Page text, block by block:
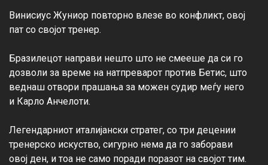
Винисиус Жуниор повторно влезе во конфликт, овој
пат со својот тренер.
Бразилецот направи нешто што не смееше да си го
дозволи за време на натпреварот против Бетис, што
веднаш отвори прашања за можен судир меѓу него
и Карло Анчелоти.
Легендарниот италијански стратег, со три децении
тренерско искуство, сигурно нема да го заборави
овој ден, и тоа не само поради поразот на својот тим.